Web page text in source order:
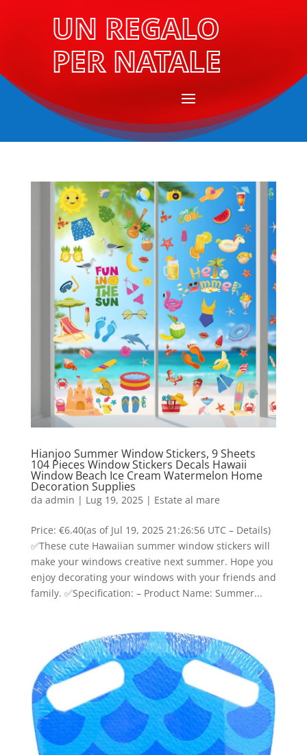
UN REGALO
PER NATALE
Hianjoo Summer Window Stickers, 9 Sheets
104 Pieces Window Stickers Decals Hawaii
Window Beach Ice Cream Watermelon Home
Decoration Supplies
da admin | Lug 19, 2025| Estate al mare
Price: €6.40(as of Jul 19, 2025 21:26:56 UTC – Details)
✅These cute Hawaiian summer window stickers will
make your windows creative next summer. Hope you
enjoy decorating your windows with your friends and
family. ✅Specification: – Product Name: Summer...